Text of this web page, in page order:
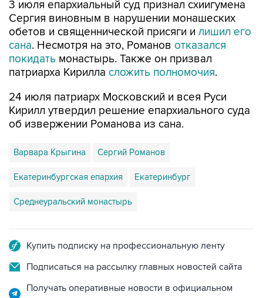
обетов и священнической присяги илишил его
сана. Несмотря на это, Романовотказался
покидать монастырь. Также он призвал
патриарха Кирилласложить полномочия.
24 июля патриарх Московский и всея Руси
об извержении Романова из сана.
Варвара Крыгина Сергий Романов
Екатеринбургская епархия Екатеринбург
Среднеуральский монастырь
Подписаться на рассылку главных новостей сайта
Получать оперативные новости в официальном